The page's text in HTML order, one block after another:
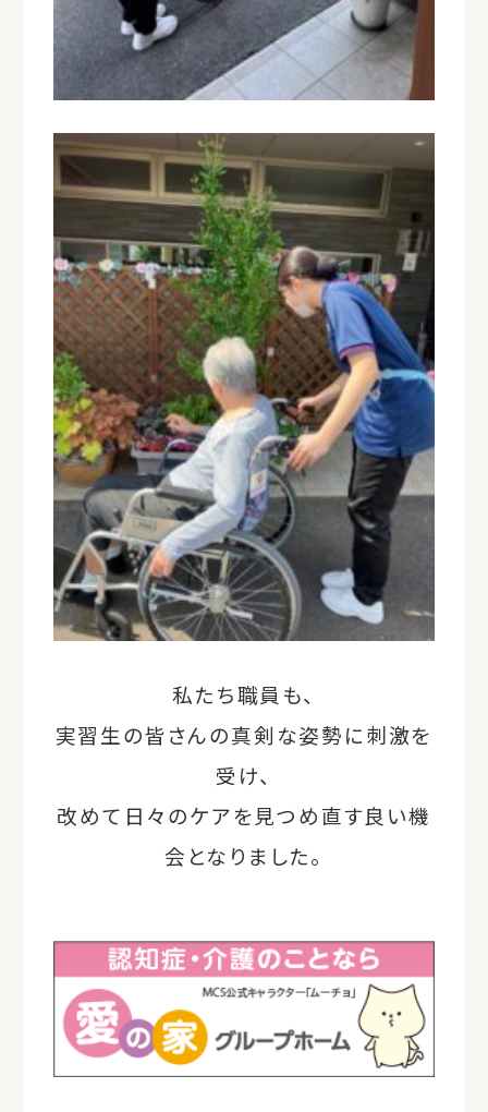
私たち職員も、
実習生の皆さんの真剣な姿勢に刺激を
受け、
改めて日々のケアを見つめ直す良い機
会となりました。